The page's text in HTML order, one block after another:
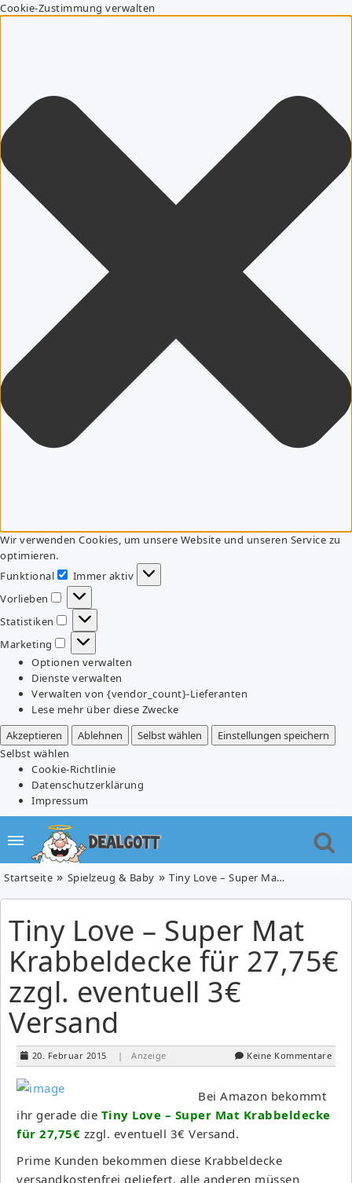
Cookie-Zustimmung verwalten
Wir verwenden Cookies, um unsere Website und unseren Service zu
optimieren.
Funktional
Funktional
Immer aktiv
Vorlieben
Vorlieben
Statistiken
Statistiken
Marketing
Marketing
Optionen verwalten
Dienste verwalten
Verwalten von {vendor_count}-Lieferanten
Lese mehr über diese Zwecke
Akzeptieren
Ablehnen Selbst wählen
Einstellungen speichern
Selbst wählen
Cookie-Richtlinie
Datenschutzerklärung
Impressum
Startseite Spielzeug & Baby Tiny Love – Super Mat Krabbeldecke für 27,75€ zzgl. eventuell 3€ Versand
Tiny Love – Super Mat
Krabbeldecke für 27,75€
zzgl. eventuell 3€
Versand
20. Februar 2015 | Anzeige Keine Kommentare
Bei Amazon bekommt
ihr gerade die Tiny Love – Super Mat Krabbeldecke
für 27,75€ zzgl. eventuell 3€ Versand.
Prime Kunden bekommen diese Krabbeldecke
versandkostenfrei geliefert, alle anderen müssen